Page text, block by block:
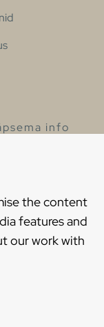
the content
features and
our work with
info